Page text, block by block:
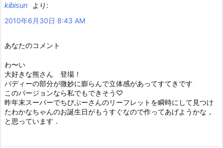
kibisun
より:
2010年6月30日 8:43 AM
あなたのコメント
わ〜い
大好きな熊さん 登場！
バディーの部分が微妙に膨らんで立体感があってすてきです
このバージョンなら私でもできそう♡
昨年末スーパーでちびぶーさんのリーフレットを瞬時にして見つけ
たわかなちゃんのお誕生日がもうすぐなので作ってあげようかな，
と思っています．